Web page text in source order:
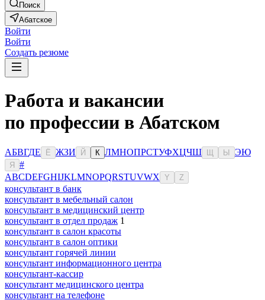
Поиск
Абатское
Войти
Войти
Создать резюме
Работа и вакансии
по профессии в Абатском
АБВГДЕ Ё ЖЗИ Й К ЛМНОПРСТУФХЦЧШ Ы ЭЮ
Я
#
ABCDEFGHIJKLMNOPQRSTUVWX Y Z
консультант в банк
консультант в мебельный салон
консультант в медицинский центр
консультант в отдел продаж 1
консультант в салон красоты
консультант в салон оптики
консультант горячей линии
консультант информационного центра
консультант-кассир
консультант медицинского центра
консультант на телефоне